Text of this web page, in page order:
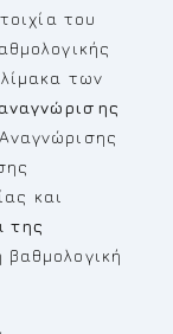
του
των
και
της